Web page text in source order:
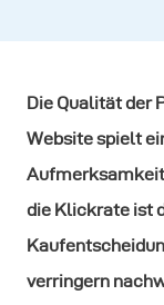
Die Qualität der
Website spielt
Aufmerksamkeit
die Klickrate ist
verringern